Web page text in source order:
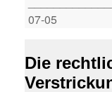
07-05